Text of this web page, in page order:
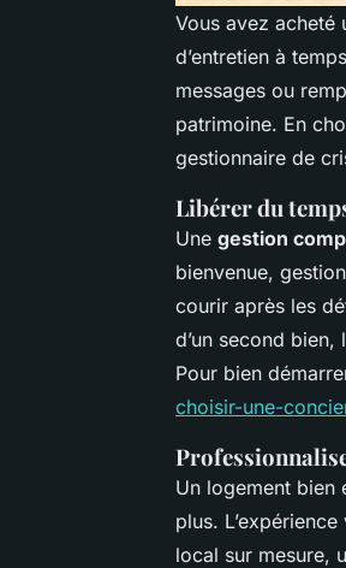
Vous avez acheté
d’entretien à
messages ou
patrimoine. En
gestionnaire de
Libérer du
Une gestion
bienvenue,
courir après les
d’un second
Pour bien
choisir-une-
Un logement bien
plus.
local sur mesure,